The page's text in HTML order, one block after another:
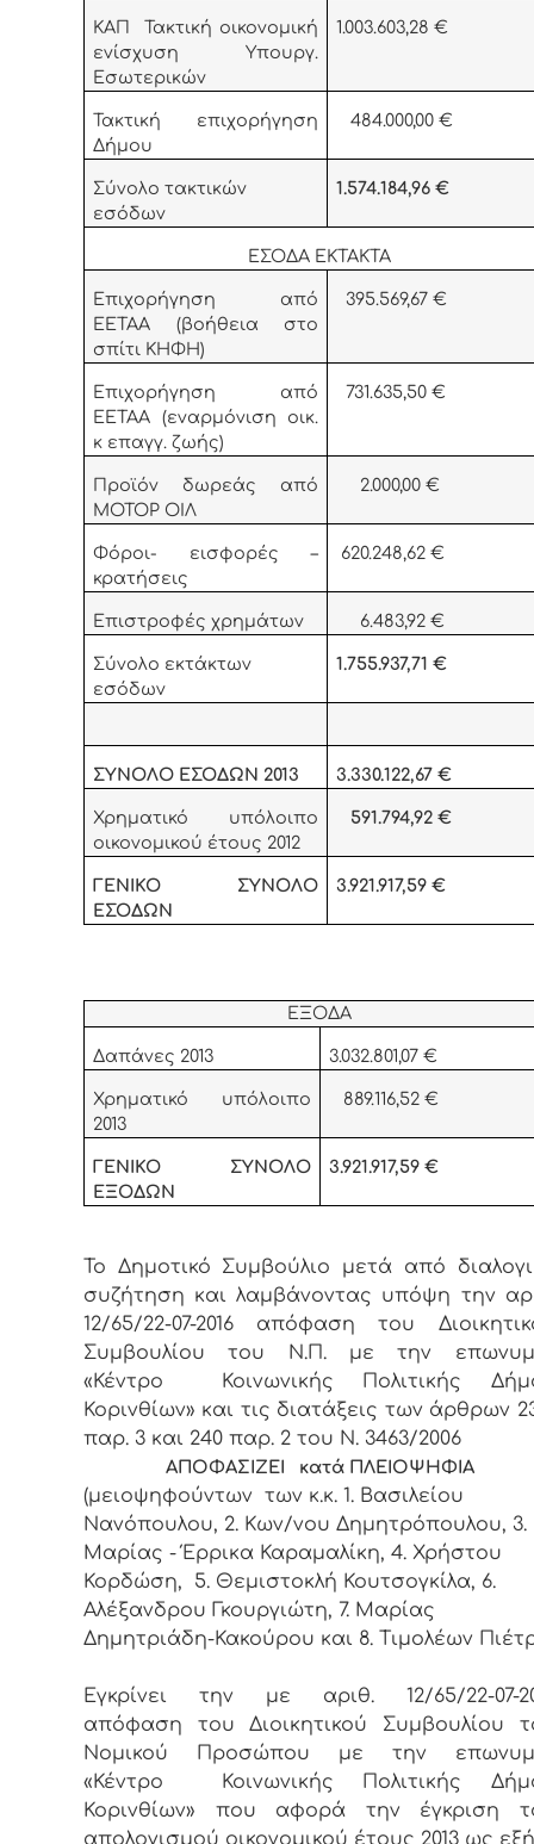
ΚΑΠ Τακτική οικονομική
ενίσχυση Υπουργ.
Εσωτερικών
1.003.603,28 €
Τακτική επιχορήγηση
Δήμου
484.000,00 €
Σύνολο τακτικών
εσόδων
1.574.184,96 €
ΕΣΟΔΑ ΕΚΤΑΚΤΑ
Επιχορήγηση από
ΕΕΤΑΑ (βοήθεια στο
σπίτι ΚΗΦΗ)
395.569,67 €
Επιχορήγηση από
ΕΕΤΑΑ (εναρμόνιση οικ.
κ επαγγ. ζωής)
731.635,50 €
Προϊόν δωρεάς από
ΜΟΤΟΡ ΟΙΛ
2.000,00 €
Φόροι- εισφορές –
κρατήσεις
620.248,62 €
Επιστροφές χρημάτων 6.483,92 €
Σύνολο εκτάκτων
εσόδων
1.755.937,71 €
ΣΥΝΟΛΟ ΕΣΟΔΩΝ 2013 3.330.122,67 €
Χρηματικό υπόλοιπο
οικονομικού έτους 2012
591.794,92 €
ΓΕΝΙΚΟ ΣΥΝΟΛΟ
ΕΣΟΔΩΝ
3.921.917,59 €
ΕΞΟΔΑ
Δαπάνες 2013 3.032.801,07 €
Χρηματικό υπόλοιπο
2013
889.116,52 €
ΓΕΝΙΚΟ ΣΥΝΟΛΟ
ΕΞΟΔΩΝ
3.921.917,59 €
Το Δημοτικό Συμβούλιο μετά από
συζήτηση και λαμβάνοντας υπόψη την
12/65/22-07-2016 απόφαση του
Συμβουλίου του Ν.Π. με την
«Κέντρο Κοινωνικής Πολιτικής
Κορινθίων» και τις διατάξεις των άρθρων
παρ. 3 και 240 παρ. 2 του Ν. 3463/2006
ΑΠΟΦΑΣΙΖΕΙ κατά ΠΛΕΙΟΨΗΦΙΑ
(μειοψηφούντων των κ.κ. 1. Βασιλείου
Νανόπουλου, 2. Κων/νου Δημητρόπουλου, 3.
Μαρίας - Έρρικα Καραμαλίκη, 4. Χρήστου
Κορδώση, 5. Θεμιστοκλή Κουτσογκίλα, 6.
Αλέξανδρου Γκουργιώτη, 7. Μαρίας
Δημητριάδη-Κακούρου και 8. Τιμολέων
Εγκρίνει την με αριθ. 12/65/22-07-
απόφαση του Διοικητικού Συμβουλίου
Νομικού Προσώπου με την
«Κέντρο Κοινωνικής Πολιτικής
Κορινθίων» που αφορά την έγκριση
απολογισμού οικονομικού έτους 2013 ως